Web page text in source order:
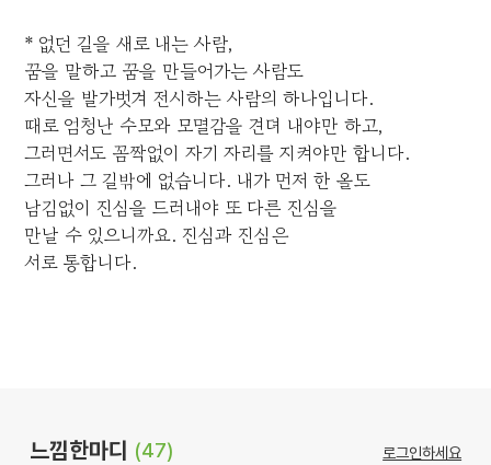
* 없던 길을 새로 내는 사람,
꿈을 말하고 꿈을 만들어가는 사람도
자신을 발가벗겨 전시하는 사람의 하나입니다.
때로 엄청난 수모와 모멸감을 견뎌 내야만 하고,
그러면서도 꼼짝없이 자기 자리를 지켜야만 합니다.
그러나 그 길밖에 없습니다. 내가 먼저 한 올도
남김없이 진심을 드러내야 또 다른 진심을
만날 수 있으니까요. 진심과 진심은
서로 통합니다.
느낌한마디 (47) 로그인하세요